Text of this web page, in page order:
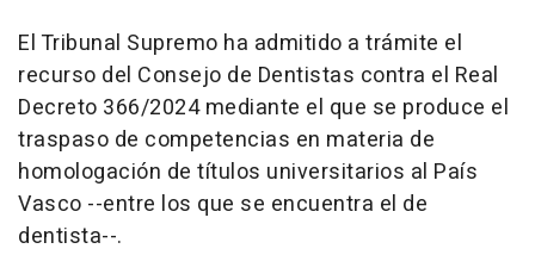
El Tribunal Supremo ha admitido a trámite el
recurso del Consejo de Dentistas contra el Real
Decreto 366/2024 mediante el que se produce el
traspaso de competencias en materia de
homologación de títulos universitarios al País
Vasco --entre los que se encuentra el de
dentista--.